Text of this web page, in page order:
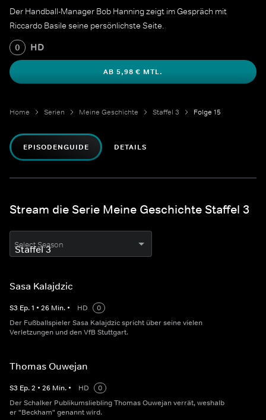
Der Handball-Manager Bob Hanning zeigt im Gespräch mit
Riccardo Basile seine persönlichste Seite.
0 HD
AB 5,98 € MTL.
Home Serien Meine Geschichte Staffel 3 Folge 15
EPISODENGUIDE DETAILS
Stream die Serie Meine Geschichte Staffel 3
Select Season
Sasa Kalajdzic
S3 Ep.1 • 26 Min. • HD
0
Der Fußballspieler Sasa Kalajdzic spricht über seine vielen
Verletzungen und den VfB Stuttgart.
Thomas Ouwejan
S3 Ep.2 • 26 Min. • HD
0
Der Schalker Publikumsliebling Thomas Ouwejan verrät, weshalb
er "Beckham" genannt wird.